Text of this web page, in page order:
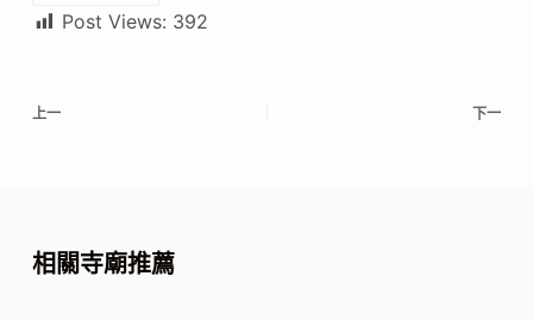
Post Views: 392
上一 下一
相關寺廟推薦